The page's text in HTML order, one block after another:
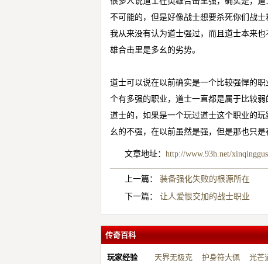
不可能的，但是好像战士想要杀死你们战
我从来没有认为道士强过，而且道士本来
雄合击里是多幺的劣势。
道士可以说在以前确实是一个比较强悍的
个有多强的职业，道士一直都是属于比较
道士的，如果是一个玩过道士这个职业的
幺的不强，在以前虽然是强，但是那也只是
文章地址： http://www.93h.net/
上一篇： 装备强化失败的根源所在
下一篇： 让人爱恨交加的战士职业
传奇百科
玩家经验 天界无极克 护身符大佩 光芒